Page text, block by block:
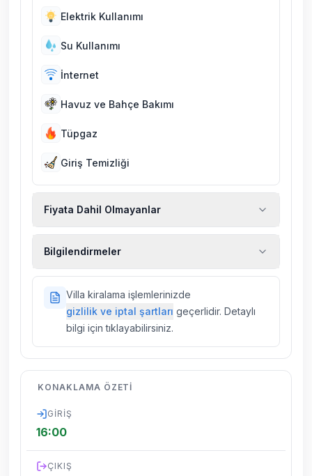
Elektrik Kullanımı
Su Kullanımı
İnternet
Havuz ve Bahçe Bakımı
Tüpgaz
Giriş Temizliği
Fiyata Dahil Olmayanlar
sigortaları fiyatlara dahil değildir.
Bilgilendirmeler
villalarımızda düzenli olarak ilaçlama
yapılmaktadır. Buna rağmen çevrede
kelebek, böcek, sinek vs. bulunma ihtimali
dönemsel olarak altyapı çalışmaları
yapılabilmektedir. Bu çalışma nedeniyle yol
Villa kiralama işlemlerinizde
gizlilik ve iptal şartları geçerlidir. Detaylı
bilgi için tıklayabilirsiniz.
KONAKLAMA ÖZETI
GIRIŞ
16:00
ÇIKIŞ